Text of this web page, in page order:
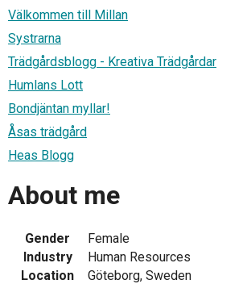
Välkommen till Millan
Systrarna
Trädgårdsblogg - Kreativa Trädgårdar
Humlans Lott
Bondjäntan myllar!
Åsas trädgård
Heas Blogg
About me
Gender
Female
Industry
Human Resources
Location
Göteborg, Sweden